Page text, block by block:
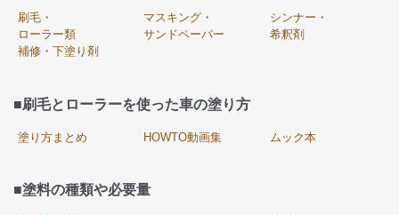
刷毛・
ローラー類
マスキング・
サンドペーパー
シンナー・
希釈剤
補修・下塗り剤
■刷毛とローラーを使った車の塗り方
塗り方まとめ HOWTO動画集 ムック本
■塗料の種類や必要量